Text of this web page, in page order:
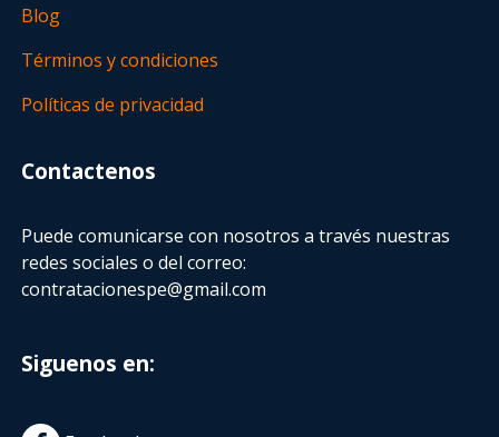
Blog
Términos y condiciones
Políticas de privacidad
Contactenos
Puede comunicarse con nosotros a través nuestras
redes sociales o del correo:
contratacionespe@gmail.com
Siguenos en: